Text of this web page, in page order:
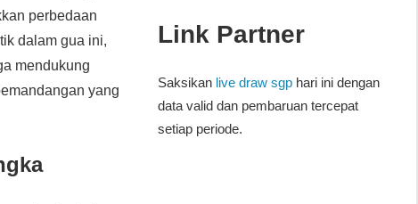
perbedaan
dalam gua ini,
mendukung
yang
Link Partner
Saksikan live draw sgphari ini dengan
data valid dan pembaruan tercepat
setiap periode.